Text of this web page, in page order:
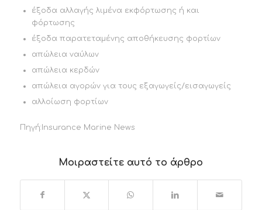
έξοδα αλλαγής λιμένα εκφόρτωσης ή και
φόρτωσης
έξοδα παρατεταμένης αποθήκευσης φορτίων
απώλεια ναύλων
απώλεια κερδών
απώλεια αγορών για τους εξαγωγείς/εισαγωγείς
αλλοίωση φορτίων
Πηγή:Insurance Marine News
Μοιραστείτε αυτό το άρθρο